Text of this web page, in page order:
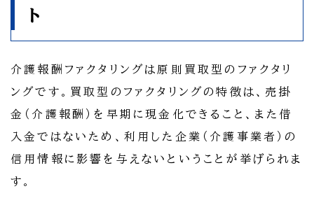
ト
介護報酬ファクタリングは原則買取型のファクタリ
ングです。買取型のファクタリングの特徴は、売掛
金（介護報酬）を早期に現金化できること、また借
入金ではないため、利用した企業（介護事業者）の
信用情報に影響を与えないということが挙げられま
す。